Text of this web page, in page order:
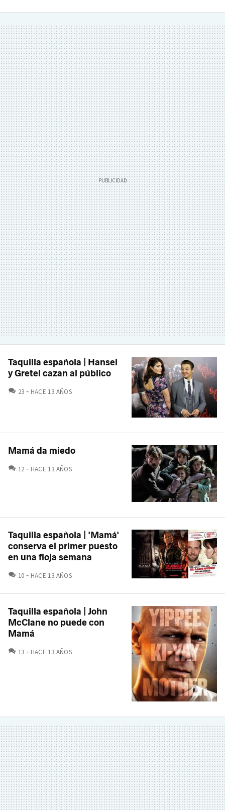
Taquilla española | Hansel
y Gretel cazan al público
23 COMENTARIOS
HACE 13 AÑOS
Mamá da miedo
12 COMENTARIOS
HACE 13 AÑOS
Taquilla española | 'Mamá'
conserva el primer puesto
en una floja semana
10 COMENTARIOS
HACE 13 AÑOS
Taquilla española | John
McClane no puede con
Mamá
13 COMENTARIOS
HACE 13 AÑOS